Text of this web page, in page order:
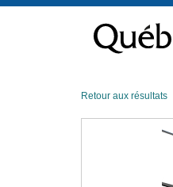
contenu
Retour aux résultats